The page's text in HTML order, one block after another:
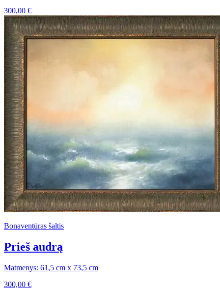
300,00 €
Bonaventūras šaltis
Prieš audrą
Matmenys: 61,5 cm x 73,5 cm
300,00 €